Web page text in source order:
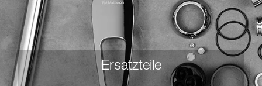
Ersatzteile